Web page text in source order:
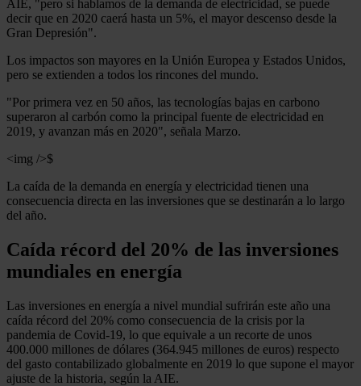
AIE, "pero si hablamos de la demanda de electricidad, se puede
decir que en 2020 caerá hasta un 5%, el mayor descenso desde la
Gran Depresión".
Los impactos son mayores en la Unión Europea y Estados Unidos,
pero se extienden a todos los rincones del mundo.
"Por primera vez en 50 años, las tecnologías bajas en carbono
superaron al carbón como la principal fuente de electricidad en
2019, y avanzan más en 2020", señala Marzo.
<img />$
La caída de la demanda en energía y electricidad tienen una
consecuencia directa en las inversiones que se destinarán a lo largo
del año.
Caída récord del 20% de las inversiones
mundiales en energía
Las inversiones en energía a nivel mundial sufrirán este año una
caída récord del 20% como consecuencia de la crisis por la
pandemia de Covid-19, lo que equivale a un recorte de unos
400.000 millones de dólares (364.945 millones de euros) respecto
del gasto contabilizado globalmente en 2019 lo que supone el mayor
ajuste de la historia, según la AIE.